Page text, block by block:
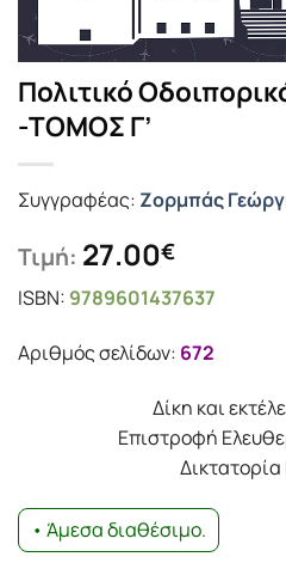
Πολιτικό
-ΤΟΜΟΣ Γ’
Συγγραφέας: Ζορµπάς
Τιμή: 27.00€
ISBN: 9789601437637
Αριθμός σελίδων: 672
Δίκη και
Επιστροφή
• Άμεσα διαθέσιμο.